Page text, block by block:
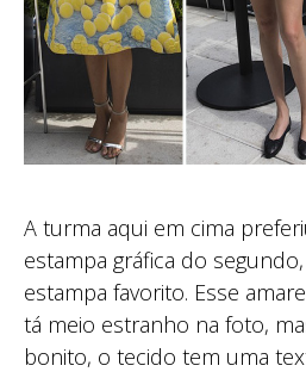
A turma aqui em cima
estampa gráfica do
estampa favorito. Esse
tá meio estranho na foto,
bonito, o tecido tem uma